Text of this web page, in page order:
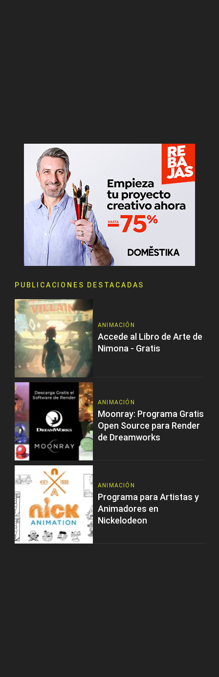
PUBLICACIONES DESTACADAS
ANIMACIÓN
Accede al Libro de Arte de
Nimona - Gratis
ANIMACIÓN
Moonray: Programa Gratis
Open Source para Render
de Dreamworks
ANIMACIÓN
Programa para Artistas y
Animadores en
Nickelodeon